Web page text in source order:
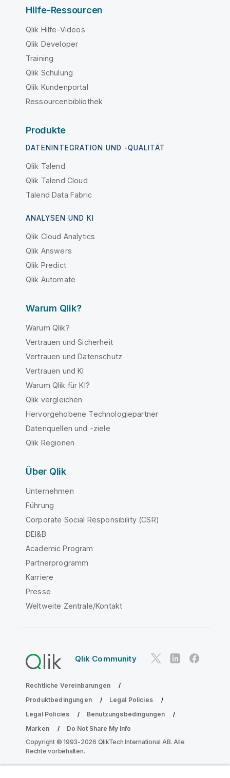
Hilfe-Ressourcen
Qlik Hilfe-Videos
Qlik Developer
Training
Qlik Schulung
Qlik Kundenportal
Ressourcenbibliothek
Produkte
DATENINTEGRATION UND -QUALITÄT
Qlik Talend
Qlik Talend Cloud
Talend Data Fabric
ANALYSEN UND KI
Qlik Cloud Analytics
Qlik Answers
Qlik Predict
Qlik Automate
Warum Qlik?
Warum Qlik?
Vertrauen und Sicherheit
Vertrauen und Datenschutz
Vertrauen und KI
Warum Qlik für KI?
Qlik vergleichen
Hervorgehobene Technologiepartner
Datenquellen und -ziele
Qlik Regionen
Über Qlik
Unternehmen
Führung
Corporate Social Responsibility (CSR)
DEI&B
Academic Program
Partnerprogramm
Karriere
Presse
Weltweite Zentrale/Kontakt
Qlik Community
Rechtliche Vereinbarungen
Produktbedingungen
Legal Policies
Legal Policies
Benutzungsbedingungen
Marken
Do Not Share My Info
Copyright © 1993-2026 QlikTech International AB. Alle
Rechte vorbehalten.